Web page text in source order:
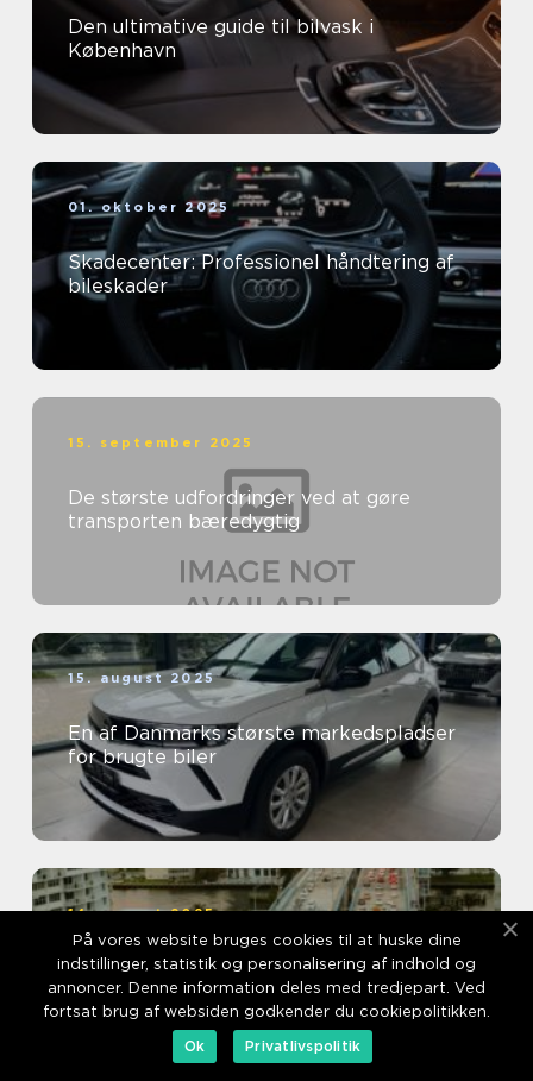
Den ultimative guide til bilvask i
København
01. oktober 2025
Skadecenter: Professionel håndtering af
bileskader
15. september 2025
De største udfordringer ved at gøre
transporten bæredygtig
15. august 2025
En af Danmarks største markedspladser
for brugte biler
14. august 2025
Miljøfordele ved at dele biler og
samkørsel
På vores website bruges cookies til at huske dine
indstillinger, statistik og personalisering af indhold og
annoncer. Denne information deles med tredjepart. Ved
fortsat brug af websiden godkender du cookiepolitikken.
Ok
Privatlivspolitik